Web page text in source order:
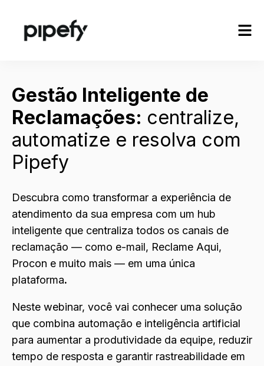
Gestão Inteligente de
Reclamações: centralize,
automatize e resolva com
Pipefy
Descubra como transformar a experiência de
atendimento da sua empresa com um hub
inteligente que centraliza todos os canais de
reclamação — como e-mail, Reclame Aqui,
Procon e muito mais — em uma única
plataforma.
Neste webinar, você vai conhecer uma solução
que combina automação e inteligência artificial
para aumentar a produtividade da equipe, reduzir
tempo de resposta e garantir rastreabilidade em